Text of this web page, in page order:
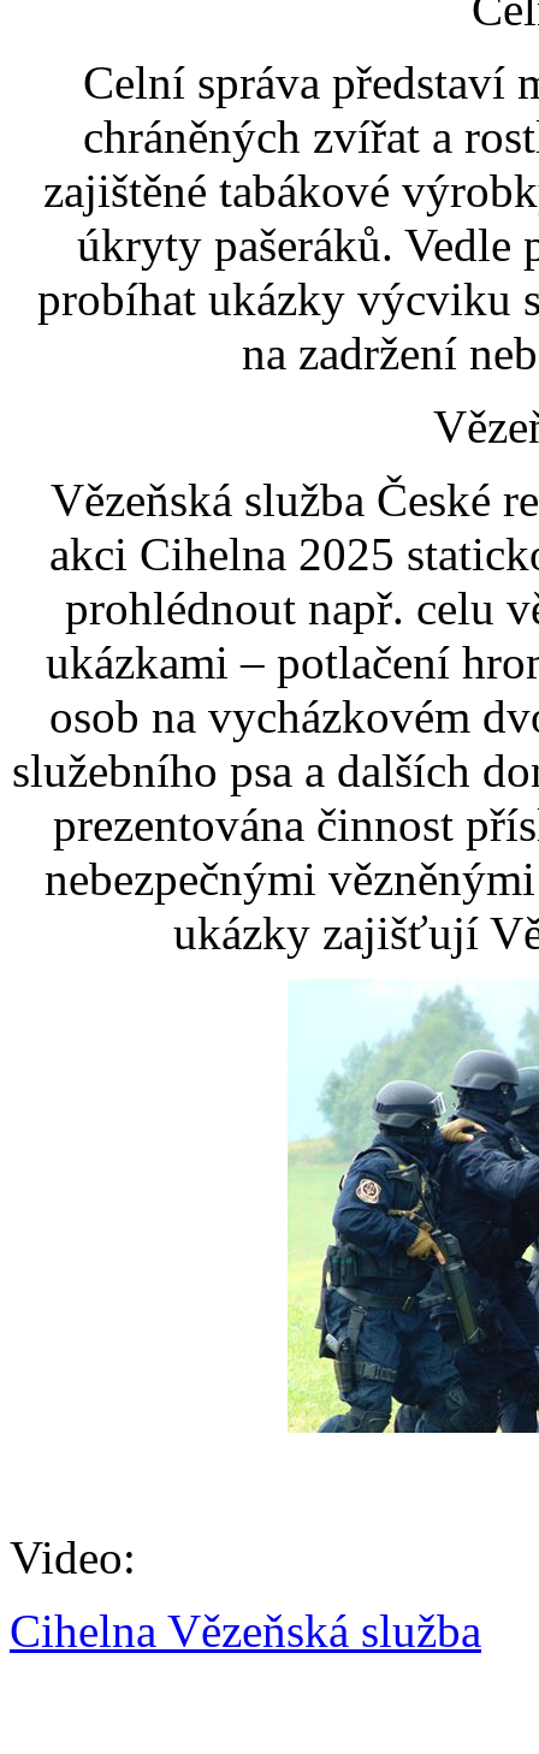
Celní správa představí
chráněných zvířat a
zajištěné tabákové
úkryty pašeráků. Vedle
probíhat ukázky výcviku
na zadržení
Vězeňská služba České
akci Cihelna 2025
prohlédnout např. celu
ukázkami – potlačení
osob na vycházkovém
služebního psa a dalších
prezentována činnost
nebezpečnými
ukázky zajišťují
Video:
Cihelna Vězeňská služba